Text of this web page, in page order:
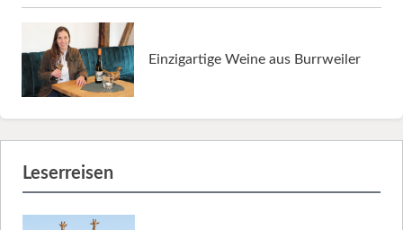
Einzigartige Weine aus Burrweiler
Leserreisen